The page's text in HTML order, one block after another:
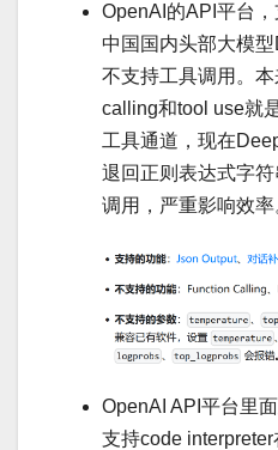
OpenAI的API平台
中国国内头部大模
不支持工具调用。
calling和tool use就
工具通道，现在
退回正则表达式字
调用，严重影响效率
OpenAI API平台里
支持code interpreter